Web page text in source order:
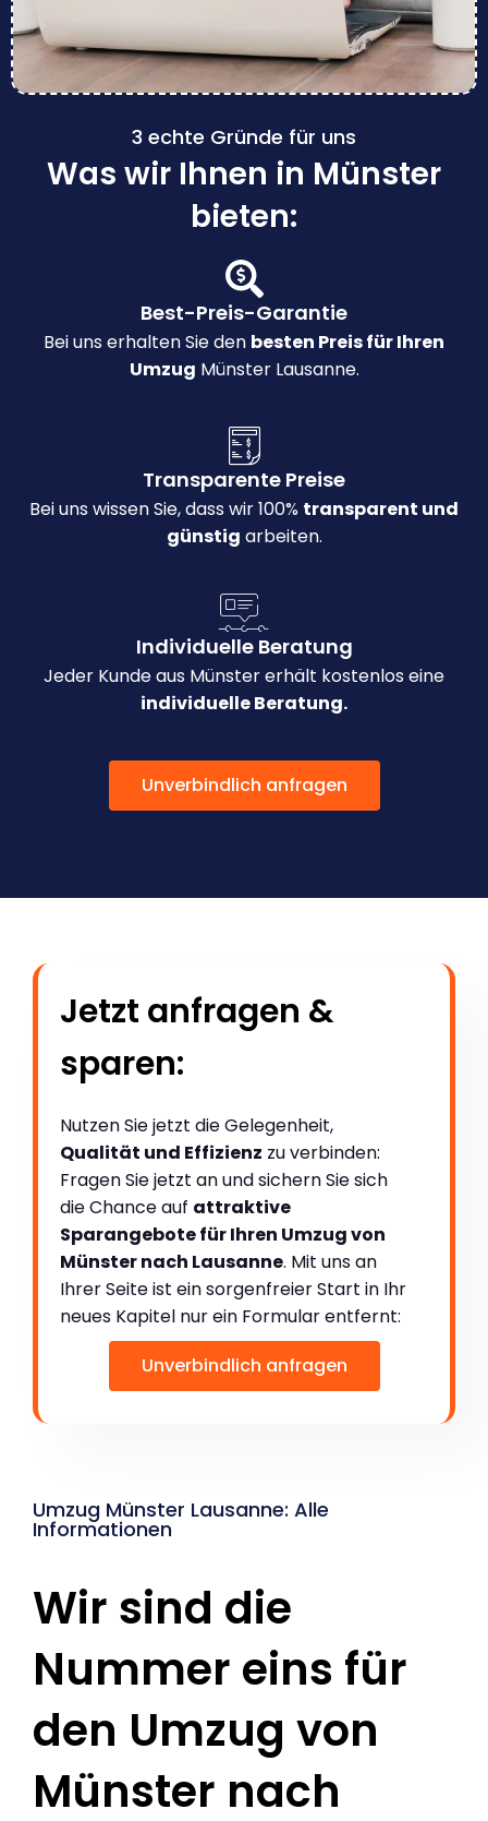
3 echte Gründe für uns
Was wir Ihnen in Münster
bieten:
Best-Preis-Garantie
Bei uns erhalten Sie den besten Preis für Ihren
Umzug Münster Lausanne.
Transparente Preise
Bei uns wissen Sie, dass wir 100% transparent und
günstig arbeiten.
Individuelle Beratung
Jeder Kunde aus Münster erhält kostenlos eine
individuelle Beratung.
Unverbindlich anfragen
Jetzt anfragen &
sparen:
Nutzen Sie jetzt die Gelegenheit,
Qualität und Effizienz zu verbinden:
Fragen Sie jetzt an und sichern Sie sich
die Chance auf attraktive
Sparangebote für Ihren Umzug von
Münster nach Lausanne. Mit uns an
Ihrer Seite ist ein sorgenfreier Start in Ihr
neues Kapitel nur ein Formular entfernt:
Unverbindlich anfragen
Umzug Münster Lausanne: Alle
Informationen
Wir sind die
Nummer eins für
den Umzug von
Münster nach